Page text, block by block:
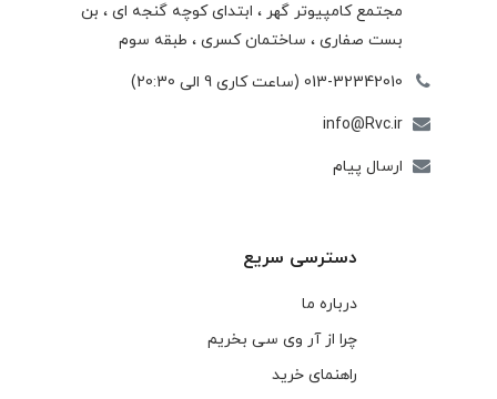
مجتمع كامپيوتر گهر ، ابتدای كوچه گنجه ای ، بن
بست صفاری ، ساختمان كسری ، طبقه سوم
013-32342010 (ساعت کاری 9 الی 20:30)
info@Rvc.ir
ارسال پیام
دسترسی سریع
درباره ما
چرا از آر وی سی بخریم
راهنمای خرید